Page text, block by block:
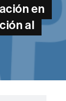
en
al